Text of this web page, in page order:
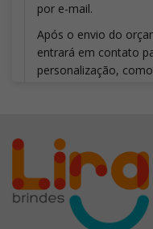
por e-mail.
Após o envio do
entrará em contato
personalização,
quantidade
atualizado. Depois
definidos e
para validação.
confirmação do